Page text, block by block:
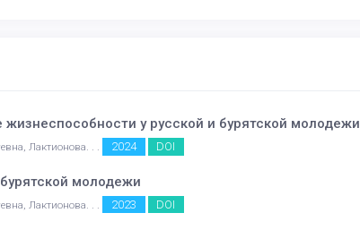
у русской и бурятской молодежи
Лактионова. . . 2024 DOI
молодежи
Лактионова. . . 2023 DOI